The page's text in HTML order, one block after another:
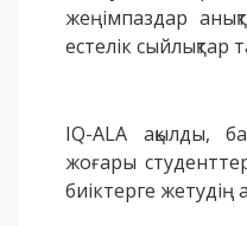
жеңімпаздар
естелік сыйлықтар
IQ-ALA ақылды,
жоғары
биіктерге